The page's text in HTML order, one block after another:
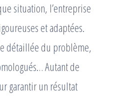
situation, l’entreprise
et adaptées.
détaillée du problème,
Autant de
garantir un résultat